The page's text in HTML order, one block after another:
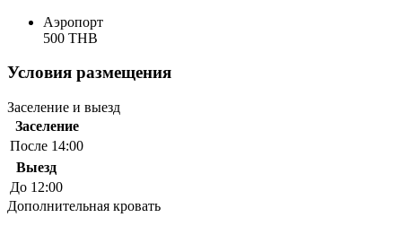
Аэропорт
500 THB
Условия размещения
Заселение и выезд
Заселение
После 14:00
Выезд
До 12:00
Дополнительная кровать